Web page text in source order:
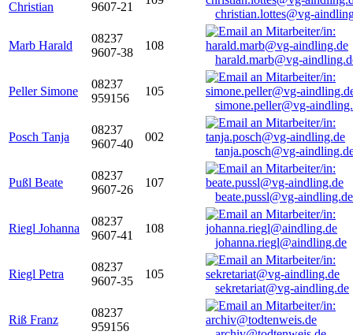
Christian
9607-21
christian.lottes@vg-
Marb Harald
08237
9607-38
108
harald.marb@vg-
Peller Simone
08237
959156
105
simone.peller@vg-
Posch Tanja
08237
9607-40
002
tanja.posch@vg-
Pußl Beate
08237
9607-26
107
beate.pussl@vg-aindling.de
Riegl Johanna
08237
9607-41
108
johanna.riegl@aindling.de
Riegl Petra
08237
9607-35
105
sekretariat@vg-aindling.de
Riß Franz
08237
959156